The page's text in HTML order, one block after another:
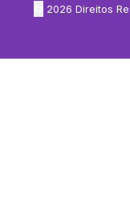
2026 Direitos